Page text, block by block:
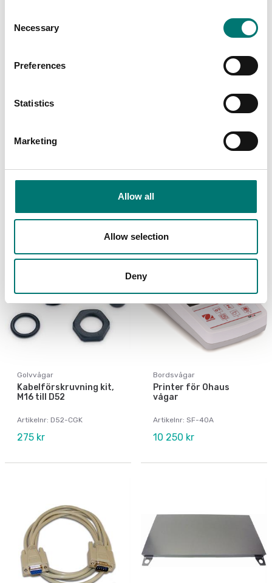
Selection
Necessary
Preferences
Statistics
Marketing
Allow all
Allow selection
Deny
Precisionsvågar
I/O-kit, för R71 TD52
Artikelnr: R71-I/O
ISO 17025 kalibrering
av våg inkl certifikat
Finns i flera varianter
Golvvågar
Kabelförskruvning kit,
M16 till D52
Artikelnr: D52-CGK
275 kr
Bordsvågar
Printer för Ohaus
vågar
Artikelnr: SF-40A
10 250 kr